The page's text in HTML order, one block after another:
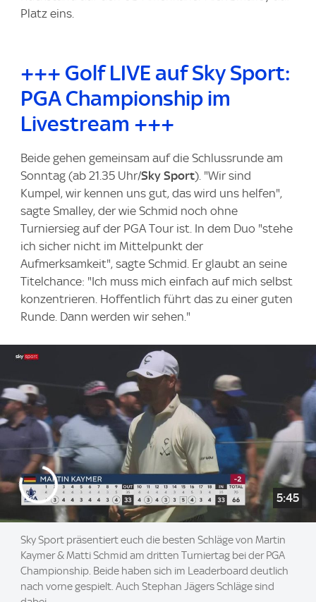
Platz eins.
+++ Golf LIVE auf Sky Sport:
PGA Championship im
Livestream +++
Beide gehen gemeinsam auf die Schlussrunde am
Sonntag (ab 21.35 Uhr/Sky Sport). "Wir sind
Kumpel, wir kennen uns gut, das wird uns helfen",
sagte Smalley, der wie Schmid noch ohne
Turniersieg auf der PGA Tour ist. In dem Duo "stehe
ich sicher nicht im Mittelpunkt der
Aufmerksamkeit", sagte Schmid. Er glaubt an seine
Titelchance: "Ich muss mich einfach auf mich selbst
konzentrieren. Hoffentlich führt das zu einer guten
Runde. Dann werden wir sehen."
5:45
Sky Sport präsentiert euch die besten Schläge von Martin
Kaymer & Matti Schmid am dritten Turniertag bei der PGA
Championship. Beide haben sich im Leaderboard deutlich
nach vorne gespielt. Auch Stephan Jägers Schläge sind